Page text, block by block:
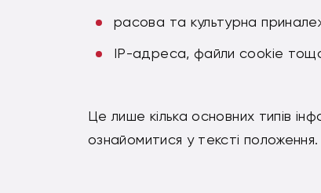
расова та культурна
IP-адреса, файли cookie
Це лише кілька основних типів
ознайомитися у тексті положення.